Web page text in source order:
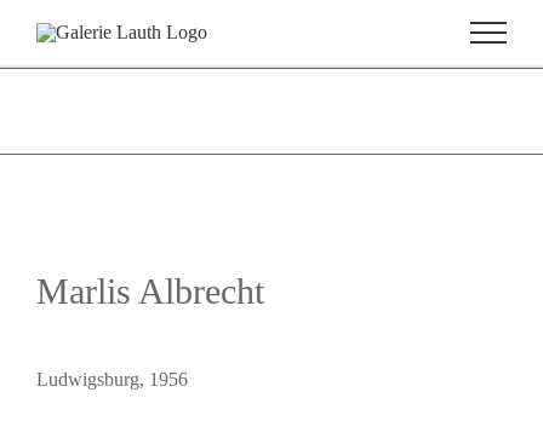
Inhalt
springen
Marlis Albrecht
Ludwigsburg, 1956